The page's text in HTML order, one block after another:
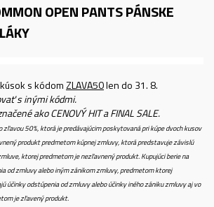
OPEN PANTSPÁNSKE
s kódomZLAVA50len do 31. 8.
s inými kódmi.
ako CENOVÝ HIT a FINAL SALE.
zľavou 50%, ktorá je predávajúcim poskytovaná pri kúpe dvoch kusov
produkt predmetom kúpnej zmluvy, ktorá predstavuje závislú
ktorej predmetom je nezľavnený produkt. Kupujúci berie na
od zmluvy alebo iným zánikom zmluvy, predmetom ktorej
účinky odstúpenia od zmluvy alebo účinky iného zániku zmluvy aj vo
je zľavený produkt.